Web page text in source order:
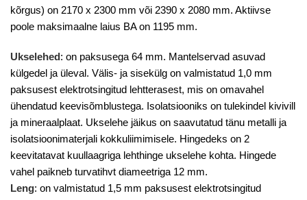
kõrgus) on 2170 x 2300 mm või 2390 x 2080 mm. Aktiivse
poole maksimaalne laius BA on 1195 mm.
Ukselehed: on paksusega 64 mm. Mantelservad asuvad
külgedel ja üleval. Välis- ja sisekülg on valmistatud 1,0 mm
paksusest elektrotsingitud lehtterasest, mis on omavahel
ühendatud keevisõmblustega. Isolatsiooniks on tulekindel kivivill
ja mineraalplaat. Ukselehe jäikus on saavutatud tänu metalli ja
isolatsioonimaterjali kokkuliimimisele. Hingedeks on 2
keevitatavat kuullaagriga lehthinge ukselehe kohta. Hingede
vahel paikneb turvatihvt diameetriga 12 mm.
Leng: on valmistatud 1,5 mm paksusest elektrotsingitud